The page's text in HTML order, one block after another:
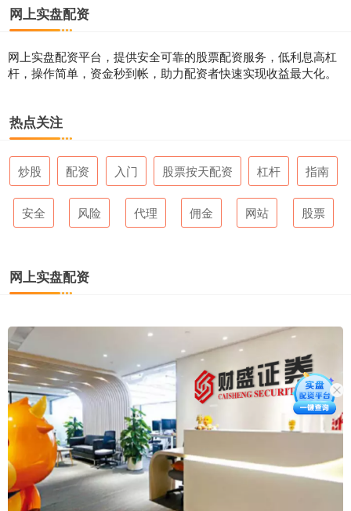
网上实盘配资
网上实盘配资平台，提供安全可靠的股票配资服务，低利息高杠
杆，操作简单，资金秒到帐，助力配资者快速实现收益最大化。
热点关注
炒股 配资 入门 股票按天配资 杠杆 指南
安全 风险 代理 佣金 网站 股票
网上实盘配资